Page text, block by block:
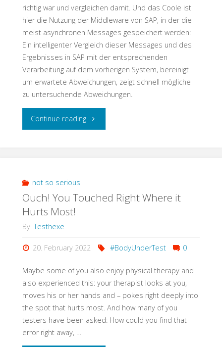
richtig war und vergleichen damit. Und das Coole ist
hier die Nutzung der Middleware von SAP, in der die
meist asynchronen Messages gespeichert werden:
Ein intelligenter Vergleich dieser Messages und des
Ergebnisses in SAP mit der entsprechenden
Verarbeitung auf dem vorherigen System, bereinigt
um erwartete Abweichungen, zeigt schnell mögliche
zu untersuchende Abweichungen.
Continue reading"Testschnack:
Teste
sich
ändert
mit
dem,
not so serious
Ouch! You Touched Right Where it
Hurts Most!
By Testhexe
20. February 2022 #BodyUnderTest 0
Maybe some of you also enjoy physical therapy and
also experienced this: your therapist looks at you,
moves his or her hands and – pokes right deeply into
the spot that hurts most. And how many of you
testers have been asked: How could you find that
error right away, …